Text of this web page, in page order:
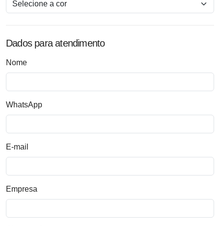
Dados para atendimento
Nome
WhatsApp
E-mail
Empresa